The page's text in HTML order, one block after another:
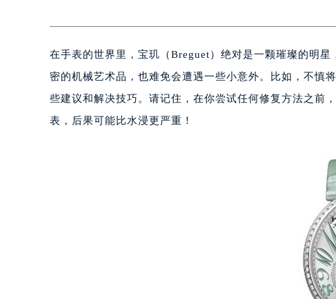
在手表的世界里，宝玑（Breguet）绝对是一颗璀璨的明
密的机械艺术品，也难免会遭遇一些小意外。比如，不慎
些建议和解决技巧。请记住，在你尝试任何修复方法之
表，后果可能比水浸更严重！